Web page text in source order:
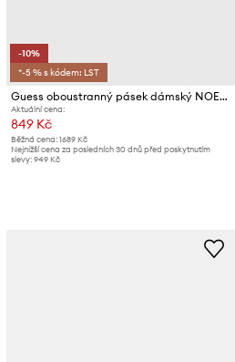
-10%
*-5 % s kódem: LST
Guess oboustranný pásek dámský NOELLE
Aktuální cena:
849 Kč
Běžná cena: 1689 Kč
Nejnižší cena za posledních 30 dnů před poskytnutím
slevy: 949 Kč